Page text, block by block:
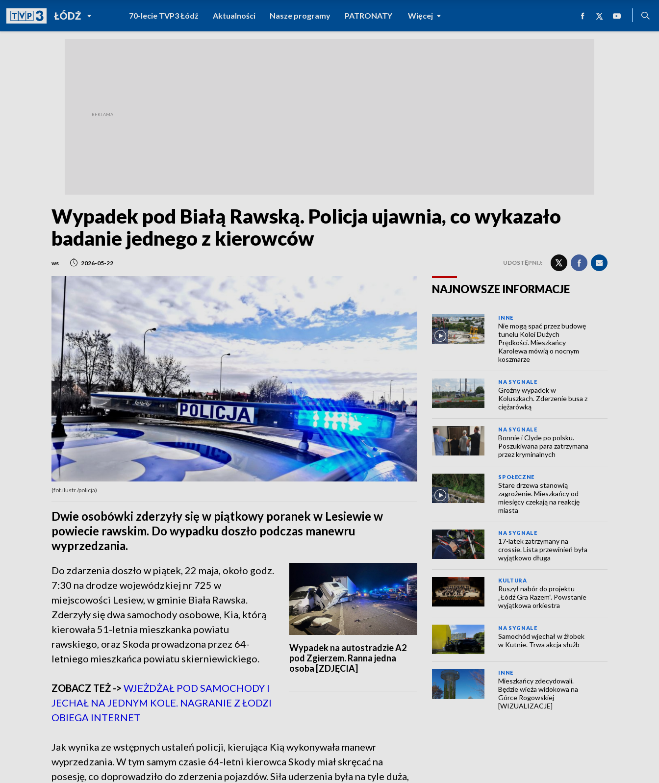
ŁÓDŹPOWRÓT DO
TVP REGIONY
70-lecie TVP3 Łódź Aktualności Nasze programy PATRONATY Więcej
Wypadek pod Białą Rawską. Policja ujawnia, co wykazało
badanie jednego z kierowców
ws 2026-05-22 UDOSTĘPNIJ:
(fot.ilustr./policja)
Dwie osobówki zderzyły się w piątkowy poranek w Lesiewie w
powiecie rawskim. Do wypadku doszło podczas manewru
wyprzedzania.
Wypadek na autostradzie A2
pod Zgierzem. Ranna jedna
osoba [ZDJĘCIA]
Do zdarzenia doszło w piątek, 22 maja, około godz.
7:30 na drodze wojewódzkiej nr 725 w
miejscowości Lesiew, w gminie Biała Rawska.
Zderzyły się dwa samochody osobowe, Kia, którą
kierowała 51-letnia mieszkanka powiatu
rawskiego, oraz Skoda prowadzona przez 64-
letniego mieszkańca powiatu skierniewickiego.
ZOBACZ TEŻ -> WJEŻDŻAŁ POD SAMOCHODY I
JECHAŁ NA JEDNYM KOLE. NAGRANIE Z ŁODZI
OBIEGA INTERNET
Jak wynika ze wstępnych ustaleń policji, kierująca Kią wykonywała manewr
wyprzedzania. W tym samym czasie 64-letni kierowca Skody miał skręcać na
posesję, co doprowadziło do zderzenia pojazdów. Siła uderzenia była na tyle duża,
NAJNOWSZE INFORMACJE
INNE
Nie mogą spać przez budowę
tunelu Kolei Dużych
Prędkości. Mieszkańcy
Karolewa mówią o nocnym
koszmarze
NA SYGNALE
Groźny wypadek w
Koluszkach. Zderzenie busa z
ciężarówką
NA SYGNALE
Bonnie i Clyde po polsku.
Poszukiwana para zatrzymana
przez kryminalnych
SPOŁECZNE
Stare drzewa stanowią
zagrożenie. Mieszkańcy od
miesięcy czekają na reakcję
miasta
NA SYGNALE
17-latek zatrzymany na
crossie. Lista przewinień była
wyjątkowo długa
KULTURA
Ruszył nabór do projektu
„Łódź Gra Razem”. Powstanie
wyjątkowa orkiestra
NA SYGNALE
Samochód wjechał w żłobek
w Kutnie. Trwa akcja służb
INNE
Mieszkańcy zdecydowali.
Będzie wieża widokowa na
Górce Rogowskiej
[WIZUALIZACJE]